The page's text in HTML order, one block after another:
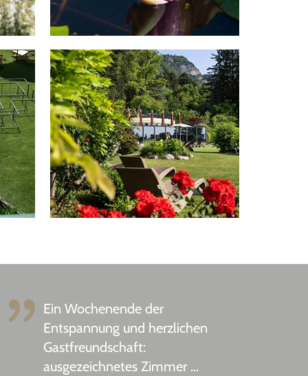
Ein Wochenende der
Entspannung und herzlichen
Gastfreundschaft:
ausgezeichnetes Zimmer ...